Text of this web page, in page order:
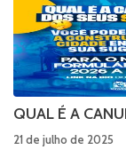
QUAL É A
21 de julho de 2025